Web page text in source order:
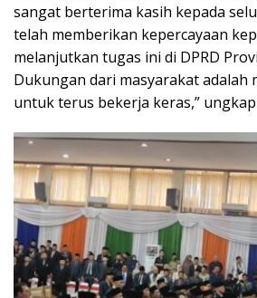
sangat berterima kasih kepada
telah memberikan kepercayaan
melanjutkan tugas ini di DPRD
Dukungan dari masyarakat adalah
untuk terus bekerja keras,”